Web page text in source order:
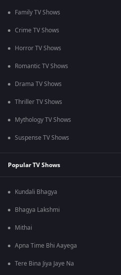
Family TV Shows
Crime TV Shows
Horror TV Shows
Romantic TV Shows
Drama TV Shows
Thriller TV Shows
Mythology TV Shows
Suspense TV Shows
Popular TV Shows
Kundali Bhagya
Bhagya Lakshmi
Mithai
Apna Time Bhi Aayega
Tere Bina Jiya Jaye Na